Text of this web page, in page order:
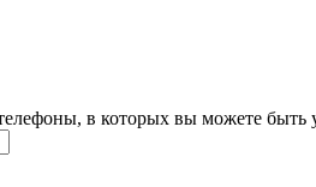
в которых вы можете быть